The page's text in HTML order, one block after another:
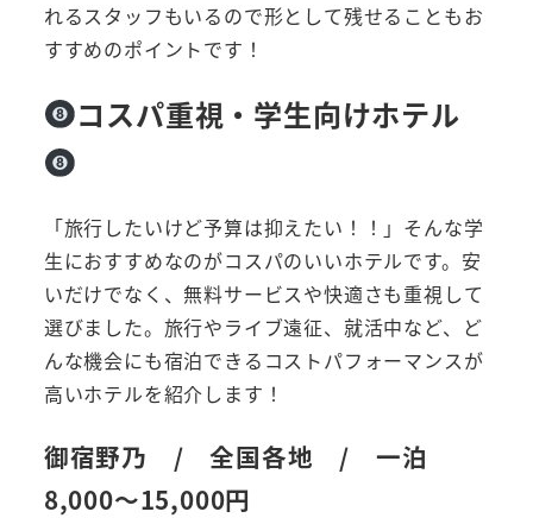
れるスタッフもいるので形として残せることもお
すすめのポイントです！
コスパ重視・学生向けホテル
「旅行したいけど予算は抑えたい！！」そんな学
生におすすめなのがコスパのいいホテルです。安
いだけでなく、無料サービスや快適さも重視して
選びました。旅行やライブ遠征、就活中など、ど
んな機会にも宿泊できるコストパフォーマンスが
高いホテルを紹介します！
御宿野乃 / 全国各地 / 一泊
8,000～15,000円